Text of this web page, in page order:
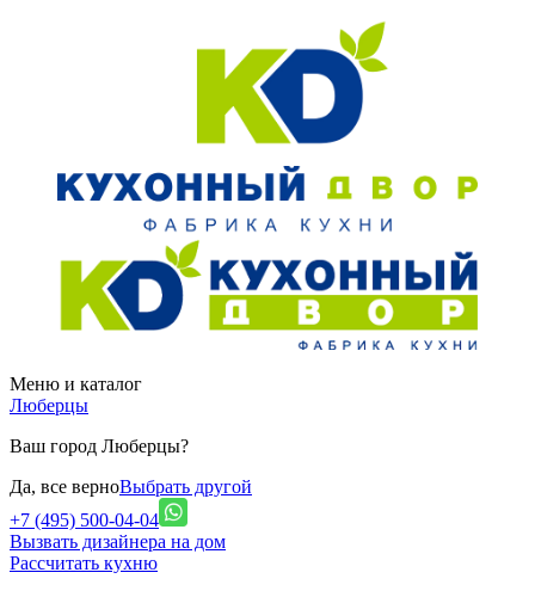
Меню и каталог
Люберцы
Ваш город Люберцы?
Да, все верноВыбрать другой
+7 (495) 500-04-04
Вызвать дизайнера на дом
Рассчитать кухню